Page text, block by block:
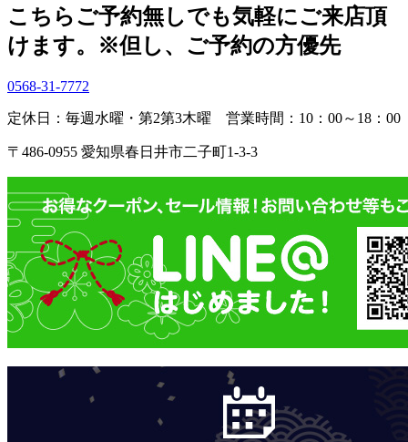
こちらご予約無しでも気軽にご来店頂
けます。
※但し、ご予約の方優先
0568-31-7772
定休日：毎週水曜・第2第3木曜 営業時間：10：00～18：00
〒486-0955 愛知県春日井市二子町1-3-3